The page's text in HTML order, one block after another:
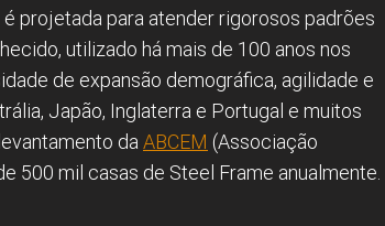
projetada para atender rigorosos padrões
utilizado há mais de 100 anos nos
de expansão demográfica, agilidade e
Japão, Inglaterra e Portugal e muitos
da ABCEM (Associação
500 mil casas de Steel Frame anualmente.